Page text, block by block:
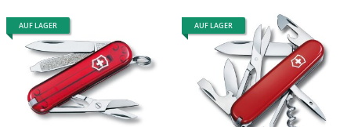
AUF LAGER AUF LAGER